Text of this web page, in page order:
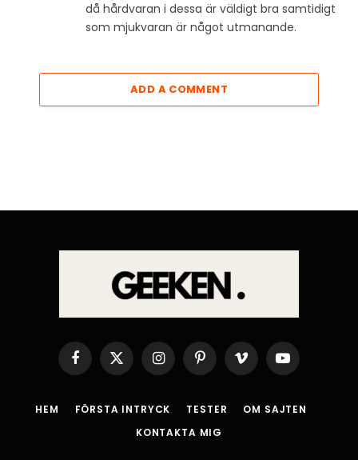
då hårdvaran i dessa är väldigt bra samtidigt
som mjukvaran är något utmanande.
ADD A COMMENT
Facebook
X
(Twitter)
InstagramPinterestVimeo YouTube
HEM FÖRSTA INTRYCK TESTER
OM SAJTEN
KONTAKTA MIG